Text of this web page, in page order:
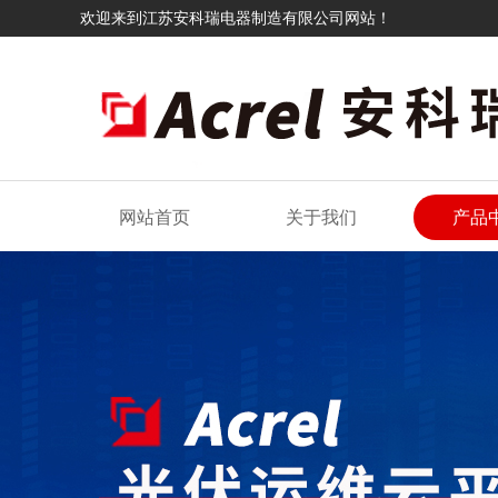
欢迎来到江苏安科瑞电器制造有限公司网站！
网站首页 关于我们 产品